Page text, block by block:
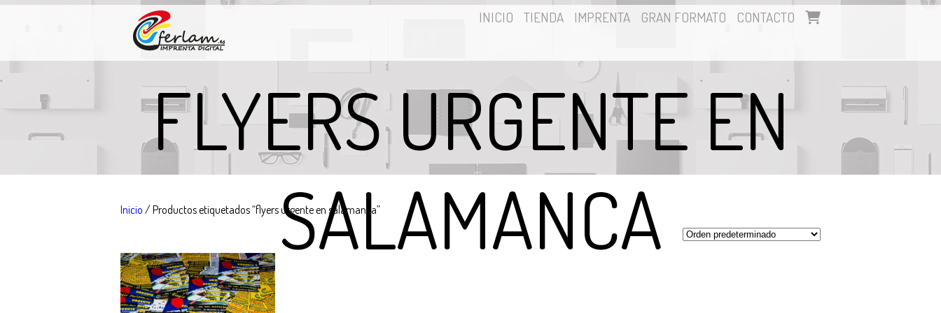
INICIO TIENDA IMPRENTA GRAN FORMATO CONTACTO
FLYERS URGENTE EN
SALAMANCA
Inicio / Productos etiquetados “flyers urgente en salamanca”